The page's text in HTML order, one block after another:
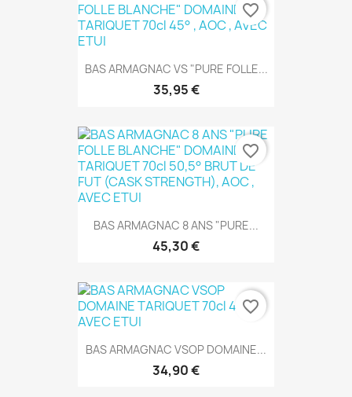
BAS ARMAGNAC VS "PURE FOLLE...
35,95 €
favorite_border
BAS ARMAGNAC 8 ANS "PURE...
45,30 €
favorite_border
BAS ARMAGNAC VSOP DOMAINE...
34,90 €
favorite_border